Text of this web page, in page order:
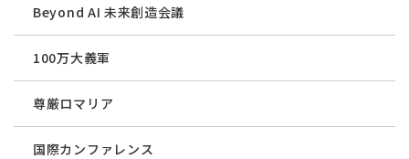
Beyond AI 未来創造会議
100万大義軍
尊厳ロマリア
国際カンファレンス